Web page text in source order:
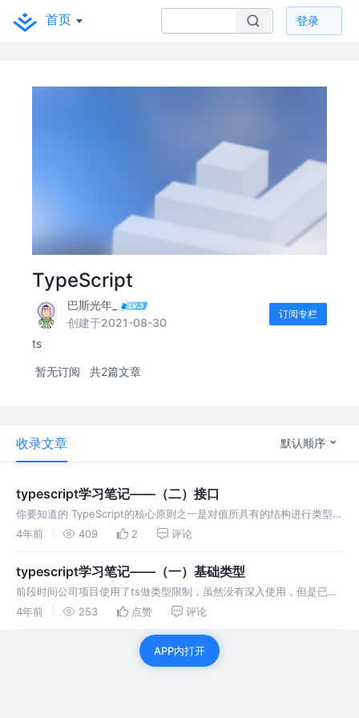
首页 登录
TypeScript
巴斯光年_
创建于2021-08-30
订阅专栏
ts
暂无订阅 共2篇文章
收录文章 默认顺序
typescript学习笔记——（二）接口
你要知道的 TypeScript的核心原则之一是对值所具有的结构进行类型检
查。接口的作用就是为类型命名和为代码或第三方代码定义契约或者约
4年前 409 2 评论
typescript学习笔记——（一）基础类型
前段时间公司项目使用了ts做类型限制，虽然没有深入使用，但是已经
能感受到ts的强大。遂将之前的学习笔记整理一遍以作复习。为vue3.0
4年前 253 点赞 评论
APP内打开